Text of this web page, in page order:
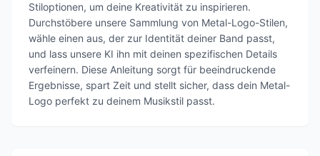
Stiloptionen, um deine Kreativität zu inspirieren.
Durchstöbere unsere Sammlung von Metal-Logo-Stilen,
wähle einen aus, der zur Identität deiner Band passt,
und lass unsere KI ihn mit deinen spezifischen Details
verfeinern. Diese Anleitung sorgt für beeindruckende
Ergebnisse, spart Zeit und stellt sicher, dass dein Metal-
Logo perfekt zu deinem Musikstil passt.